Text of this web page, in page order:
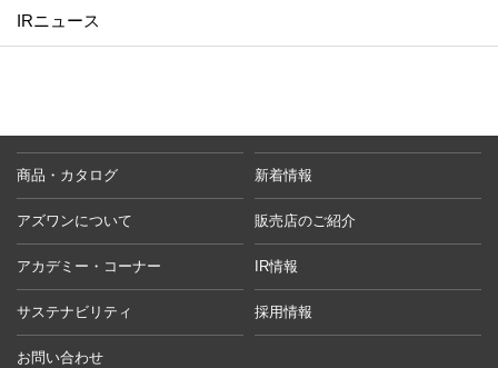
IRニュース
商品・カタログ 新着情報
アズワンについて 販売店のご紹介
アカデミー・コーナー IR情報
サステナビリティ 採用情報
お問い合わせ